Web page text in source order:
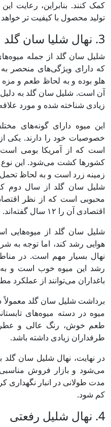
کمک کنند. بنابراین، رعایت
تولید محصول با کیفیت تر
3. نهال شلیا سان گلد
شلیل سان گلد از جمله
که دارای ویژگی‌های منحصر
هلو بوده و به لحاظ طعم و مزه
آن است. شلیل سان گلد به
زیادی شناخته شده و مورد
این میوه دارای گونه‌های
خصوصیات خود را دارند. یکی
است که از آمریکا بومی
کشورها کشت می‌شود. این نوع
زمینه زرد است و به لحاظ
شلیل سان گلد از سال دوم
محبوبی است که از نظر
اقتصادی آن را ۱۲ سال گفته‌اند.
شلیل سان گلد از میوه‌هایی
هوایی رشد کند، اما توجه به
نهال بسیار مهم است. در
رشد این میوه خوب است و به
باغداران می‌توانند از عملکرد
برداشت شلیل سان گلد معمولاً
میوه در دسته میوه‌های
طعم خوش، رنگ عالی و
طرفداران زیادی داشته باشد.
در نهایت، نهال شلیل سان
می‌شود و بازار فروش مناسبی
مدت طولانی در انبار نگهداری
کم شود.
4. نهال شلیل رفعتی